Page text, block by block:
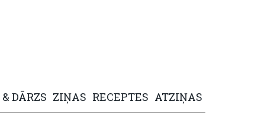
& DĀRZS ZIŅAS RECEPTES ATZIŅAS